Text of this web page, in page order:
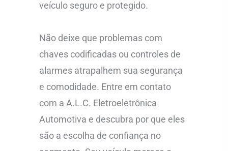
veículo seguro e protegido.
Não deixe que problemas com
chaves codificadas ou controles de
alarmes atrapalhem sua segurança
e comodidade. Entre em contato
com a A.L.C. Eletroeletrônica
Automotiva e descubra por que eles
são a escolha de confiança no